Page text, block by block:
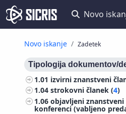
Novo
Novo iskanje Zadetek
Tipologija dokumentov/
1.01 izvirni znanstveni
1.04strokovni članek (4)
1.06objavljeni
konferenci (vabljeno